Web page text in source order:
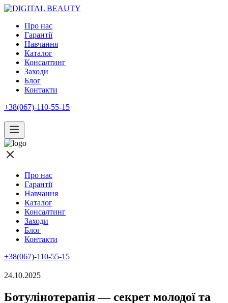
Про нас
Гарантії
Навчання
Каталог
Консалтинг
Заходи
Блог
Контакти
+38(067)-110-55-15
Про нас
Гарантії
Навчання
Каталог
Консалтинг
Заходи
Блог
Контакти
+38(067)-110-55-15
24.10.2025
Ботулінотерапія — секрет молодої та